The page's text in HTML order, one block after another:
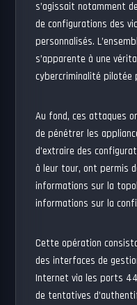
s’agissait notamment
de configurations des
personnalisés.
s’apparente à une
cybercriminalité pilotée
Au fond, ces attaques
de pénétrer les
d’extraire des
à leur tour, ont permis
informations sur la
informations sur la
Cette opération
des interfaces de
Internet via les ports
de tentatives